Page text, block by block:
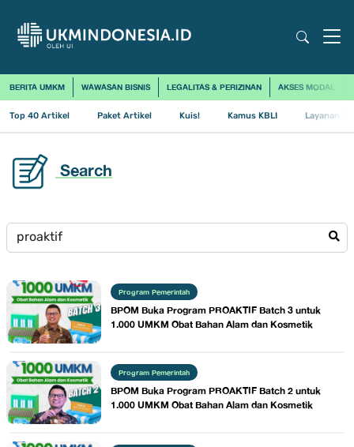
BERITA UMKM WAWASAN BISNIS LEGALITAS & PERIZINAN AKSES MODAL
Top 40 Artikel Paket Artikel Kuis! Kamus KBLI Layanan
Search
Program Pemerintah
BPOM Buka Program PROAKTIF Batch 3 untuk
1.000 UMKM Obat Bahan Alam dan Kosmetik
Program Pemerintah
BPOM Buka Program PROAKTIF Batch 2 untuk
1.000 UMKM Obat Bahan Alam dan Kosmetik